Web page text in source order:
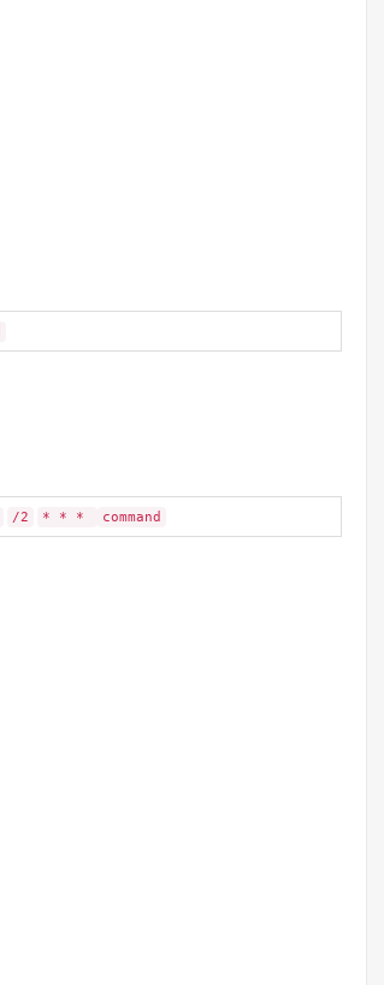
/2 * * * command